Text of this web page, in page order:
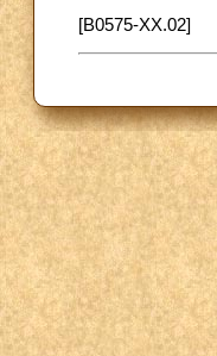
[B0575-XX.02]